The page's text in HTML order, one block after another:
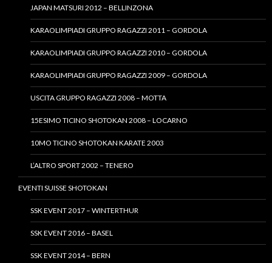
JAPAN MATSURI 2012 – BELLINZONA
KARAOLIMPIADI GRUPPO RAGAZZI 2011 – GORDOLA
KARAOLIMPIADI GRUPPO RAGAZZI 2010 – GORDOLA
KARAOLIMPIADI GRUPPO RAGAZZI 2009 – GORDOLA
USCITA GRUPPO RAGAZZI 2008 – MOTTA
15ESIMO TICINO SHOTOKAN 2008 – LOCARNO
10MO TICINO SHOTOKAN KARATE 2003
L’ALTRO SPORT 2002 – TENERO
EVENTI SUISSE SHOTOKAN
SSK EVENT 2017 – WINTERTHUR
SSK EVENT 2016 – BASEL
SSK EVENT 2014 – BERN